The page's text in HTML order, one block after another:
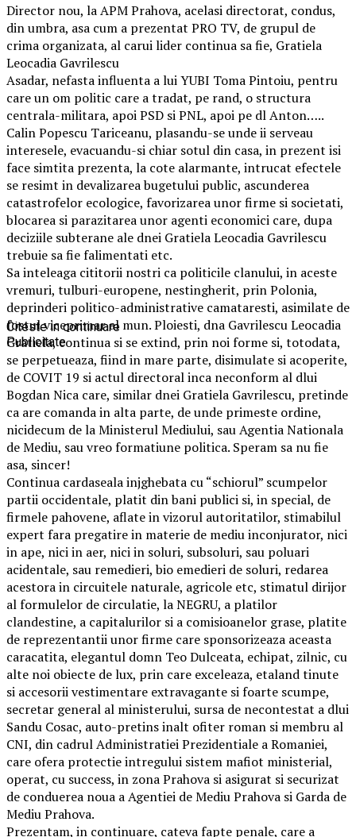
Director nou, la APM Prahova, acelasi directorat, condus,
din umbra, asa cum a prezentat PRO TV, de grupul de
crima organizata, al carui lider continua sa fie, Gratiela
Leocadia Gavrilescu
Asadar, nefasta influenta a lui YUBI Toma Pintoiu, pentru
care un om politic care a tradat, pe rand, o structura
centrala-militara, apoi PSD si PNL, apoi pe dl Anton…..
Calin Popescu Tariceanu, plasandu-se unde ii serveau
interesele, evacuandu-si chiar sotul din casa, in prezent isi
face simtita prezenta, la cote alarmante, intrucat efectele
se resimt in devalizarea bugetului public, ascunderea
catastrofelor ecologice, favorizarea unor firme si societati,
blocarea si parazitarea unor agenti economici care, dupa
deciziile subterane ale dnei Gratiela Leocadia Gavrilescu
trebuie sa fie falimentati etc.
Sa inteleaga cititorii nostri ca politicile clanului, in aceste
vremuri, tulburi-europene, nestingherit, prin Polonia,
deprinderi politico-administrative camataresti, asimilate de
fostul viceprimar al mun. Ploiesti, dna Gavrilescu Leocadia
Gratiela, continua si se extind, prin noi forme si, totodata,
se perpetueaza, fiind in mare parte, disimulate si acoperite,
de COVIT 19 si actul directoral inca neconform al dlui
Bogdan Nica care, similar dnei Gratiela Gavrilescu, pretinde
ca are comanda in alta parte, de unde primeste ordine,
nicidecum de la Ministerul Mediului, sau Agentia Nationala
de Mediu, sau vreo formatiune politica. Speram sa nu fie
asa, sincer!
Continua cardaseala injghebata cu “schiorul” scumpelor
partii occidentale, platit din bani publici si, in special, de
firmele pahovene, aflate in vizorul autoritatilor, stimabilul
expert fara pregatire in materie de mediu inconjurator, nici
in ape, nici in aer, nici in soluri, subsoluri, sau poluari
acidentale, sau remedieri, bio emedieri de soluri, redarea
acestora in circuitele naturale, agricole etc, stimatul dirijor
al formulelor de circulatie, la NEGRU, a platilor
clandestine, a capitalurilor si a comisioanelor grase, platite
de reprezentantii unor firme care sponsorizeaza aceasta
caracatita, elegantul domn Teo Dulceata, echipat, zilnic, cu
alte noi obiecte de lux, prin care exceleaza, etaland tinute
si accesorii vestimentare extravagante si foarte scumpe,
secretar general al ministerului, sursa de necontestat a dlui
Sandu Cosac, auto-pretins inalt ofiter roman si membru al
CNI, din cadrul Administratiei Prezidentiale a Romaniei,
care ofera protectie intregului sistem mafiot ministerial,
operat, cu success, in zona Prahova si asigurat si securizat
de conduerea noua a Agentiei de Mediu Prahova si Garda de
Mediu Prahova.
Prezentam, in continuare, cateva fapte penale, care a
Citeste in continuare
Publicitate